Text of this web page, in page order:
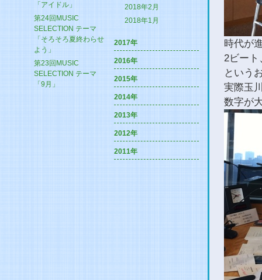
「アイドル」
第24回MUSIC
SELECTION テーマ
「そろそろ夏終わらせ
よう」
第23回MUSIC
SELECTION テーマ
「9月」
2018年2月
2018年1月
2017年
2016年
2015年
2014年
2013年
2012年
2011年
時代が
2ビート
という
実際玉
数字が